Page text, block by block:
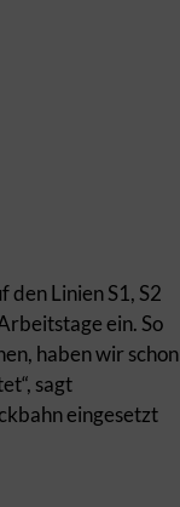
den Linien S1, S2
ein. So
haben wir schon
sagt
eingesetzt